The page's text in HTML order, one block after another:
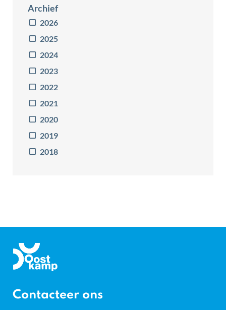
Archief
2026
2025
2024
2023
2022
2021
2020
2019
2018
Gemeente
Oostkamp
Contacteer ons